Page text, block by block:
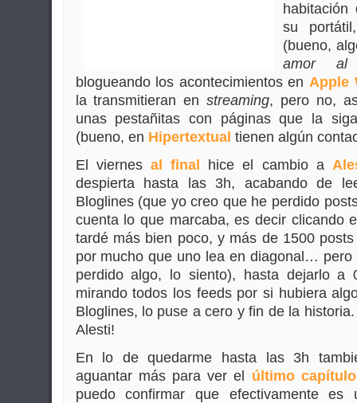
su
(bueno,
amor al
blogueando los acontecimientos en Apple
la transmitieran enstreaming, pero no,
unas pestañitas con páginas que la
(bueno, en Hipertextual tienen algún
El viernes al final hice el cambio a
despierta hasta las 3h, acabando de
Bloglines (que yo creo que he perdido
cuenta lo que marcaba, es decir clicando
tardé más bien poco, y más de 1500
por mucho que uno lea en diagonal…
perdido algo, lo siento), hasta dejarlo a
mirando todos los feeds por si hubiera
Bloglines, lo puse a cero y fin de la
Alesti!
En lo de quedarme hasta las 3h
aguantar más para ver el último capítulo
puedo confirmar que efectivamente